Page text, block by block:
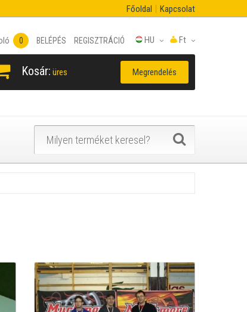
Főoldal Kapcsolat
Ft
HU
0 BELÉPÉS REGISZTRÁCIÓ
Kosár: üres Megrendelés